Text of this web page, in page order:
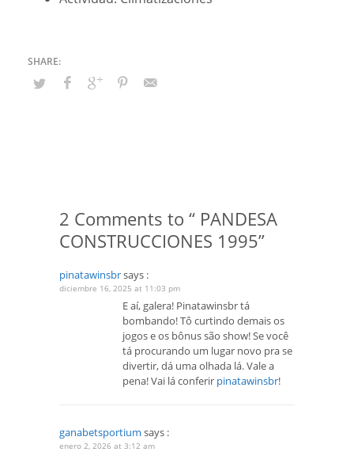
2 Comments to “ PANDESA
CONSTRUCCIONES 1995”
pinatawinsbrsays :
diciembre 16, 2025 at 11:03 pm
E aí, galera! Pinatawinsbr tá
bombando! Tô curtindo demais os
jogos e os bônus são show! Se você
tá procurando um lugar novo pra se
divertir, dá uma olhada lá. Vale a
pena! Vai lá conferir pinatawinsbr!
ganabetsportium says :
enero 2, 2026 at 3:12 am